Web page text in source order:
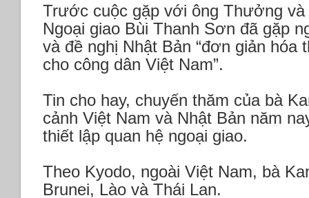
Trước cuộc gặp với ông Thưởng
Ngoại giao Bùi Thanh Sơn đã gặp
và đề nghị Nhật Bản “đơn giản hóa
cho công dân Việt Nam”.
Tin cho hay, chuyến thăm của bà
cảnh Việt Nam và Nhật Bản năm
thiết lập quan hệ ngoại giao.
Theo Kyodo, ngoài Việt Nam, bà
Brunei, Lào và Thái Lan.